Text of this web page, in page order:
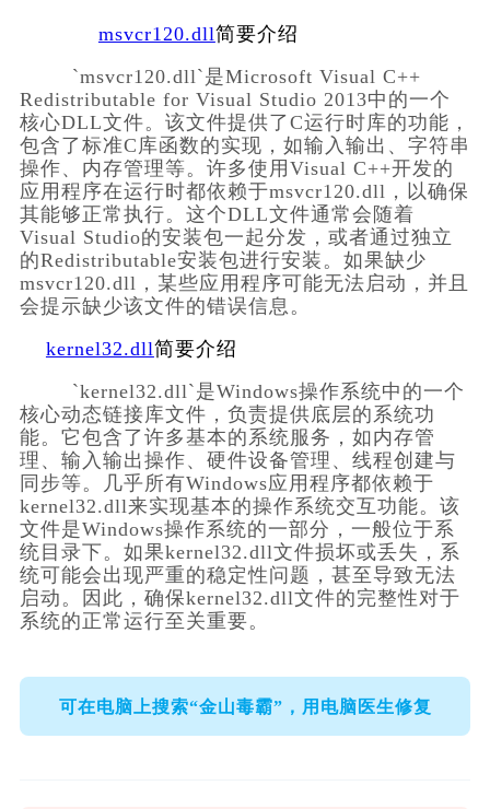
msvcr120.dll简要介绍
Redistributable for Visual Studio 2013中的一个
核心DLL文件。该文件提供了C运行时库的功能，
包含了标准C库函数的实现，如输入输出、字符串
操作、内存管理等。许多使用Visual C++开发的
应用程序在运行时都依赖于msvcr120.dll，以确保
其能够正常执行。这个DLL文件通常会随着
Visual Studio的安装包一起分发，或者通过独立
的Redistributable安装包进行安装。如果缺少
msvcr120.dll，某些应用程序可能无法启动，并且
会提示缺少该文件的错误信息。
kernel32.dll简要介绍
核心动态链接库文件，负责提供底层的系统功
能。它包含了许多基本的系统服务，如内存管
理、输入输出操作、硬件设备管理、线程创建与
同步等。几乎所有Windows应用程序都依赖于
kernel32.dll来实现基本的操作系统交互功能。该
文件是Windows操作系统的一部分，一般位于系
统目录下。如果kernel32.dll文件损坏或丢失，系
统可能会出现严重的稳定性问题，甚至导致无法
启动。因此，确保kernel32.dll文件的完整性对于
系统的正常运行至关重要。
可在电脑上搜索“金山毒霸”，用电脑医生修复